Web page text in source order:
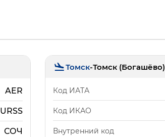
AER
URSS
СОЧ
Томск-Томск (Богашёво)
Код ИАТА
Код ИКАО
Внутренний код